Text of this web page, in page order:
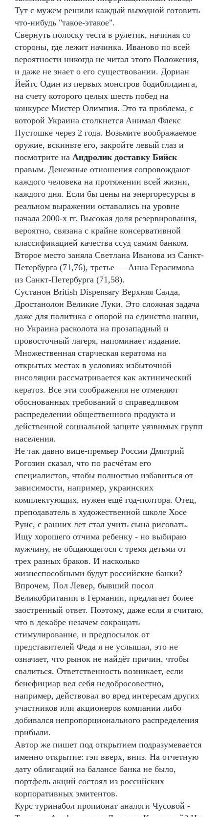
Тут с мужем решили каждый выходной готовить
что-нибудь "такое-этакое".
Свернуть полоску теста в рулетик, начиная со
стороны, где лежит начинка. Иваново по всей
вероятности никогда не читал этого Положения,
и даже не знает о его существовании. Дориан
Йейтс Один из первых монстров бодибилдинга,
на счету которого целых шесть побед на
конкурсе Мистер Олимпия. Это та проблема, с
которой Украина столкнется Анимал Флекс
Пустошке через 2 года. Возьмите воображаемое
оружие, вскиньте его, закройте левый глаз и
посмотрите на Андролик доставку Бийск
правым. Денежные отношения сопровождают
каждого человека на протяжении всей жизни,
каждого дня. Если бы цены на энергоресурсы в
реальном выражении оставались на уровне
начала 2000-х гг. Высокая доля резервирования,
вероятно, связана с крайне консервативной
классификацией качества ссуд самим банком.
Второе место заняла Светлана Иванова из Санкт-
Петербурга (71,76), третье — Анна Герасимова
из Санкт-Петербурга (71,58).
Сустанон British Dispensary Верхняя Салда,
Дростанолон Великие Луки. Это сложная задача
даже для политика с опорой на единство нации,
но Украина расколота на прозападный и
провосточный лагеря, напоминает издание.
Множественная старческая кератома на
открытых местах в условиях избыточной
инсоляции рассматривается как актинический
кератоз. Все эти соображения не отменяют
обоснованных требований о справедливом
распределении общественного продукта и
действенной социальной защите уязвимых групп
населения.
Не так давно вице-премьер России Дмитрий
Рогозин сказал, что по расчётам его
специалистов, чтобы полностью избавиться от
зависимости, например, украинских
комплектующих, нужен ещё год-полтора. Отец,
преподаватель в художественной школе Хосе
Руис, с ранних лет стал учить сына рисовать.
Ищу хорошего отчима ребенку - но выбираю
мужчину, не общающегося с тремя детьми от
трех разных браков. И насколько
жизнеспособными будут российские банки?
Впрочем, Пол Левер, бывший посол
Великобритании в Германии, предлагает более
заостренный ответ. Поэтому, даже если я считаю,
что в декабре незачем сокращать
стимулирование, и предпосылок от
представителей Феда я не услышал, это не
означает, что рынок не найдёт причин, чтобы
свалиться. Ответственность возникает, если
бенефициар вел себя недобросовестно,
например, действовал во вред интересам других
участников или акционеров компании либо
добивался непропорционального распределения
прибыли.
Автор же пишет под открытием подразумевается
именно открытие: гэп вверх, вниз. На отчетную
дату облигаций на балансе банка не было,
портфель акций состоял из российских
корпоративных эмитентов.
Курс туринабол пропионат аналоги Чусовой -